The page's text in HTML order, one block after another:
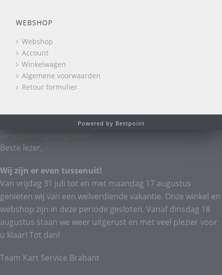
WEBSHOP
Webshop
Account
Winkelwagen
Algemene voorwaarden
Retour formulier
Powered by Bestpoint
Aangepaste openingstijden
Beste lezer,
Wij zijn er even tussenuit!
Van vrijdag 31 juli tot en met maandag 17 augustus
genieten wij van een welverdiende vakantie. Onze winkel en
webshop zijn in deze periode gesloten. Vanaf dinsdag 18
augustus staan we weer uitgerust en met veel plezier voor
u klaar! Tot dan!
Team Kart Service Brabant